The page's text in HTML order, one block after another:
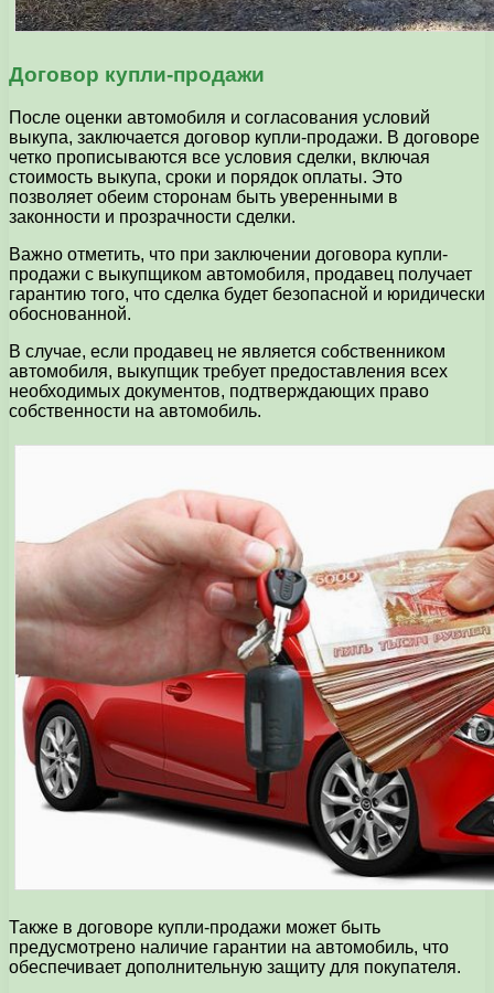
Договор купли-продажи
После оценки автомобиля и согласования условий
выкупа, заключается договор купли-продажи. В договоре
четко прописываются все условия сделки, включая
стоимость выкупа, сроки и порядок оплаты. Это
позволяет обеим сторонам быть уверенными в
законности и прозрачности сделки.
Важно отметить, что при заключении договора купли-
продажи с выкупщиком автомобиля, продавец получает
гарантию того, что сделка будет безопасной и юридически
обоснованной.
В случае, если продавец не является собственником
автомобиля, выкупщик требует предоставления всех
необходимых документов, подтверждающих право
собственности на автомобиль.
Также в договоре купли-продажи может быть
предусмотрено наличие гарантии на автомобиль, что
обеспечивает дополнительную защиту для покупателя.